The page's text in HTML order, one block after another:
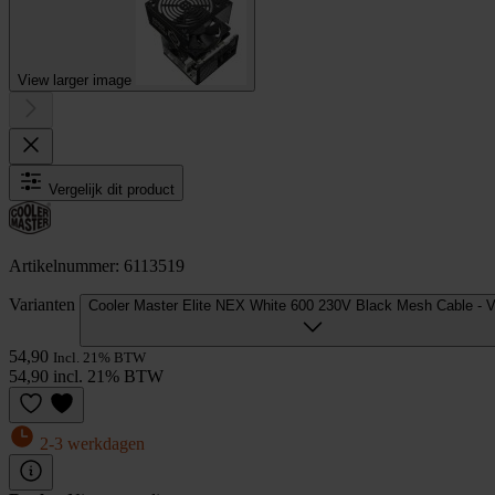
View larger image
Vergelijk dit product
Artikelnummer: 6113519
Varianten Cooler Master Elite NEX White 600 230V Black Mesh Cable -
54,90 Incl. 21% BTW
54,90 incl. 21% BTW
2-3 werkdagen